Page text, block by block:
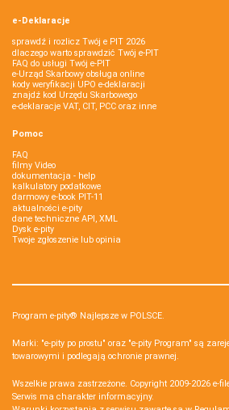
e-Deklaracje
sprawdź i rozlicz Twój e PIT 2026
dlaczego warto sprawdzić Twój e-PIT
FAQ do usługi Twój e-PIT
e-Urząd Skarbowy obsługa online
kody weryfikacji UPO e-deklaracji
znajdź kod Urzędu Skarbowego
e-deklaracje VAT, CIT, PCC oraz inne
Pomoc
FAQ
filmy Video
dokumentacja - help
kalkulatory podatkowe
darmowy e-book PIT-11
aktualności e-pity
dane techniczne API, XML
Dysk e-pity
Twoje zgłoszenie lub opinia
Program e-pity® Najlepsze w POLSCE.
Marki: "e-pity po prostu" oraz "e-pity Program" są
towarowymi i podlegają ochronie prawnej.
Wszelkie prawa zastrzeżone. Copyright 2009-2026 e-
Serwis ma charakter informacyjny.